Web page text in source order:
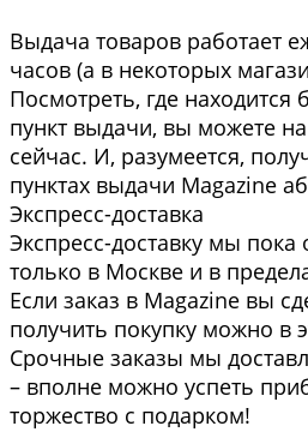
Выдача товаров работает
часов (а в некоторых
Посмотреть, где
пункт выдачи, вы можете
сейчас. И, разумеется,
пунктах выдачи Magazine
Экспресс-доставка
Экспресс-доставку мы пока
только в Москве и в
Если заказ в Magazine вы
получить покупку можно в
Срочные заказы мы
– вполне можно успеть
торжество с подарком!